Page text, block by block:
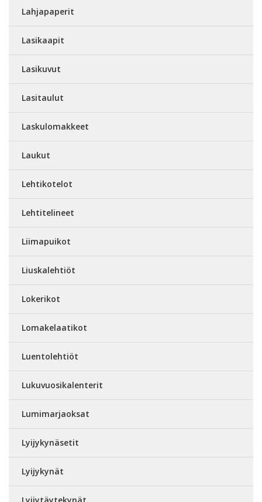
Lahjapaperit
Lasikaapit
Lasikuvut
Lasitaulut
Laskulomakkeet
Laukut
Lehtikotelot
Lehtitelineet
Liimapuikot
Liuskalehtiöt
Lokerikot
Lomakelaatikot
Luentolehtiöt
Lukuvuosikalenterit
Lumimarjaoksat
Lyijykynäsetit
Lyijykynät